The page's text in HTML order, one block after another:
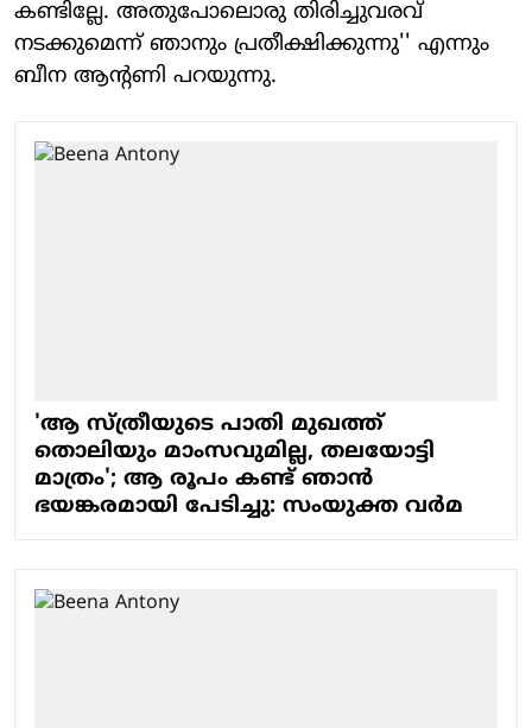
കണ്ടില്ലേ. അതുപോലൊരു തിരിച്ചുവരവ്
നടക്കുമെന്ന് ഞാനും പ്രതീക്ഷിക്കുന്നു'' എന്നും
ബീന ആന്റണി പറയുന്നു.
'ആ സ്ത്രീയുടെ പാതി മുഖത്ത്
തൊലിയും മാംസവുമില്ല, തലയോട്ടി
മാത്രം'; ആ രൂപം കണ്ട് ഞാന്‍
ഭയങ്കരമായി പേടിച്ചു: സംയുക്ത വര്‍മ